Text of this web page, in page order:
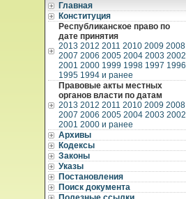
Главная
Конституция
Республиканское право по
дате принятия
2013 2012 2011 2010 2009 2008
2007 2006 2005 2004 2003 2002
2001 2000 1999 1998 1997 1996
1995 1994 и ранее
Правовые акты местных
органов власти по датам
2013 2012 2011 2010 2009 2008
2007 2006 2005 2004 2003 2002
2001 2000 и ранее
Архивы
Кодексы
Законы
Указы
Постановления
Поиск документа